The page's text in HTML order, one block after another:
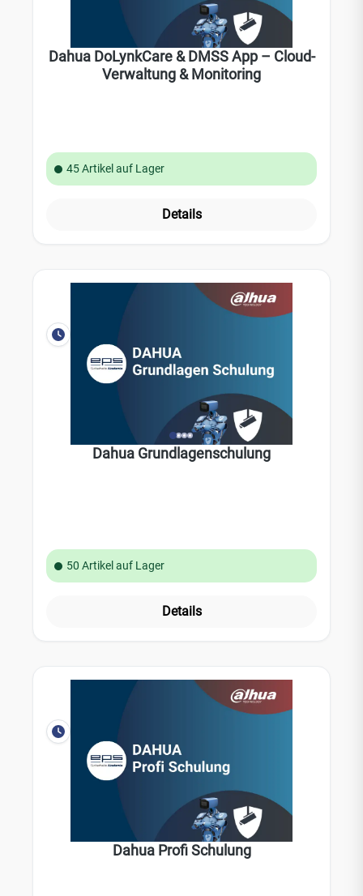
Dahua DoLynkCare & DMSS App – Cloud-
Verwaltung & Monitoring
45 Artikel auf Lager
Details
Dahua Grundlagenschulung
50 Artikel auf Lager
Details
Dahua Profi Schulung